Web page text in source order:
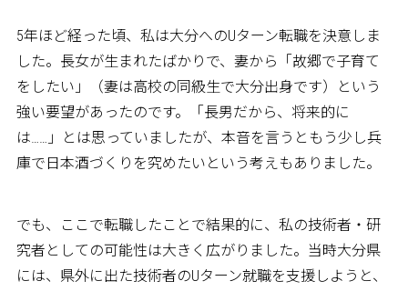
5年ほど経った頃、私は大分へのUターン転職を決意しま
した。長女が生まれたばかりで、妻から「故郷で子育て
をしたい」（妻は高校の同級生で大分出身です）という
強い要望があったのです。「長男だから、将来的に
は……」とは思っていましたが、本音を言うともう少し兵
庫で日本酒づくりを究めたいという考えもありました。
でも、ここで転職したことで結果的に、私の技術者・研
究者としての可能性は大きく広がりました。当時大分県
には、県外に出た技術者のUターン就職を支援しようと、